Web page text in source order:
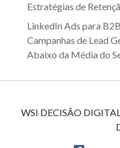
Estratégias de
LinkedIn Ads para
Campanhas de Lead
Abaixo da Média do
WSI DECISÃO